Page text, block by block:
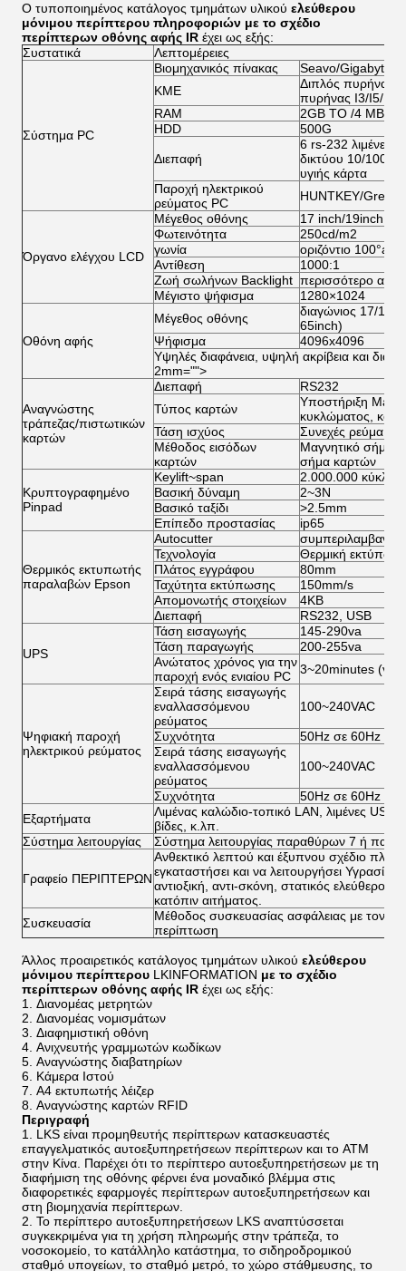
Ο τυποποιημένος κατάλογος τμημάτων υλικού ελεύθερου
μόνιμου περίπτερου πληροφοριών με το σχέδιο
περίπτερων οθόνης αφής IR έχει ως εξής:
Συστατικά
Λεπτομέρειες
Σύστημα PC
Βιομηχανικός πίνακας
Seavo/Gigabyte/
ΚΜΕ
Διπλός πυρήνας
πυρήνας I3/I5/I7
RAM
2GB ΤΟ /4 ΜΒ/
HDD
500G
Διεπαφή
6 rs-232 λιμένες 1
δικτύου 10/100M
υγιής κάρτα
Παροχή ηλεκτρικού
ρεύματος PC
HUNTKEY/Great
Όργανο ελέγχου LCD
Μέγεθος οθόνης
17 inch/19inch
Φωτεινότητα
250cd/m2
γωνία
οριζόντιο
Αντίθεση
1000:1
Ζωή σωλήνων Backlight περισσότερο
Μέγιστο ψήφισμα
1280×1024
Οθόνη αφής
Μέγεθος οθόνης
διαγώνιος 17/19
65inch)
Ψήφισμα
4096x4096
Υψηλές διαφάνεια, υψηλή ακρίβεια και
2mm="">
Αναγνώστης
τράπεζας/πιστωτικών
καρτών
Διεπαφή
RS232
Τύπος καρτών
Υποστήριξη
κυκλώματος,
Τάση ισχύος
Συνεχές ρεύμα
Μέθοδος εισόδων
καρτών
Μαγνητικό σήμα,
σήμα καρτών
Κρυπτογραφημένο
Pinpad
Keylift~span
2.000.000 κύκλοι
Βασική δύναμη
2~3N
Βασικό ταξίδι
>2.5mm
Επίπεδο προστασίας
ip65
Θερμικός εκτυπωτής
παραλαβών Epson
Autocutter
Τεχνολογία
Θερμική
Πλάτος εγγράφου
80mm
Ταχύτητα εκτύπωσης
150mm/s
Απομονωτής στοιχείων
4KB
Διεπαφή
RS232, USB
UPS
Τάση εισαγωγής
145-290va
Τάση παραγωγής
200-255va
Ανώτατος χρόνος για την
παροχή ενός ενιαίου PC
3~20minutes (για
Ψηφιακή παροχή
ηλεκτρικού ρεύματος
Σειρά τάσης εισαγωγής
εναλλασσόμενου
ρεύματος
100~240VAC
Συχνότητα
50Hz σε 60Hz
Σειρά τάσης εισαγωγής
εναλλασσόμενου
ρεύματος
100~240VAC
Συχνότητα
50Hz σε 60Hz
Εξαρτήματα
Λιμένας καλώδιο-τοπικό LAN, λιμένες USB,
βίδες, κ.λπ.
Σύστημα λειτουργίας
Σύστημα λειτουργίας παραθύρων 7 ή
Γραφείο ΠΕΡΙΠΤΕΡΩΝ
Ανθεκτικό λεπτού και έξυπνου σχέδιο
εγκαταστήσει και να λειτουργήσει Υγρασία -
αντιοξική, αντι-σκόνη, στατικός
κατόπιν αιτήματος.
Συσκευασία
Μέθοδος συσκευασίας ασφάλειας με τον
περίπτωση
Άλλος προαιρετικός κατάλογος τμημάτων υλικού ελεύθερου
μόνιμου περίπτερου LKINFORMATION με το σχέδιο
περίπτερων οθόνης αφής IR έχει ως εξής:
Διανομέας μετρητών
Διανομέας νομισμάτων
Διαφημιστική οθόνη
Ανιχνευτής γραμμωτών κωδίκων
Αναγνώστης διαβατηρίων
Κάμερα Ιστού
A4 εκτυπωτής λέιζερ
Αναγνώστης καρτών RFID
Περιγραφή
LKS είναι προμηθευτής περίπτερων κατασκευαστές
επαγγελματικός αυτοεξυπηρετήσεων περίπτερων και το ATM
στην Κίνα. Παρέχει ότι το περίπτερο αυτοεξυπηρετήσεων με τη
διαφήμιση της οθόνης φέρνει ένα μοναδικό βλέμμα στις
διαφορετικές εφαρμογές περίπτερων αυτοεξυπηρετήσεων και
στη βιομηχανία περίπτερων.
Το περίπτερο αυτοεξυπηρετήσεων LKS αναπτύσσεται
συγκεκριμένα για τη χρήση πληρωμής στην τράπεζα, το
νοσοκομείο, το κατάλληλο κατάστημα, το σιδηροδρομικού
σταθμό υπογείων, το σταθμό μετρό, το χώρο στάθμευσης, το